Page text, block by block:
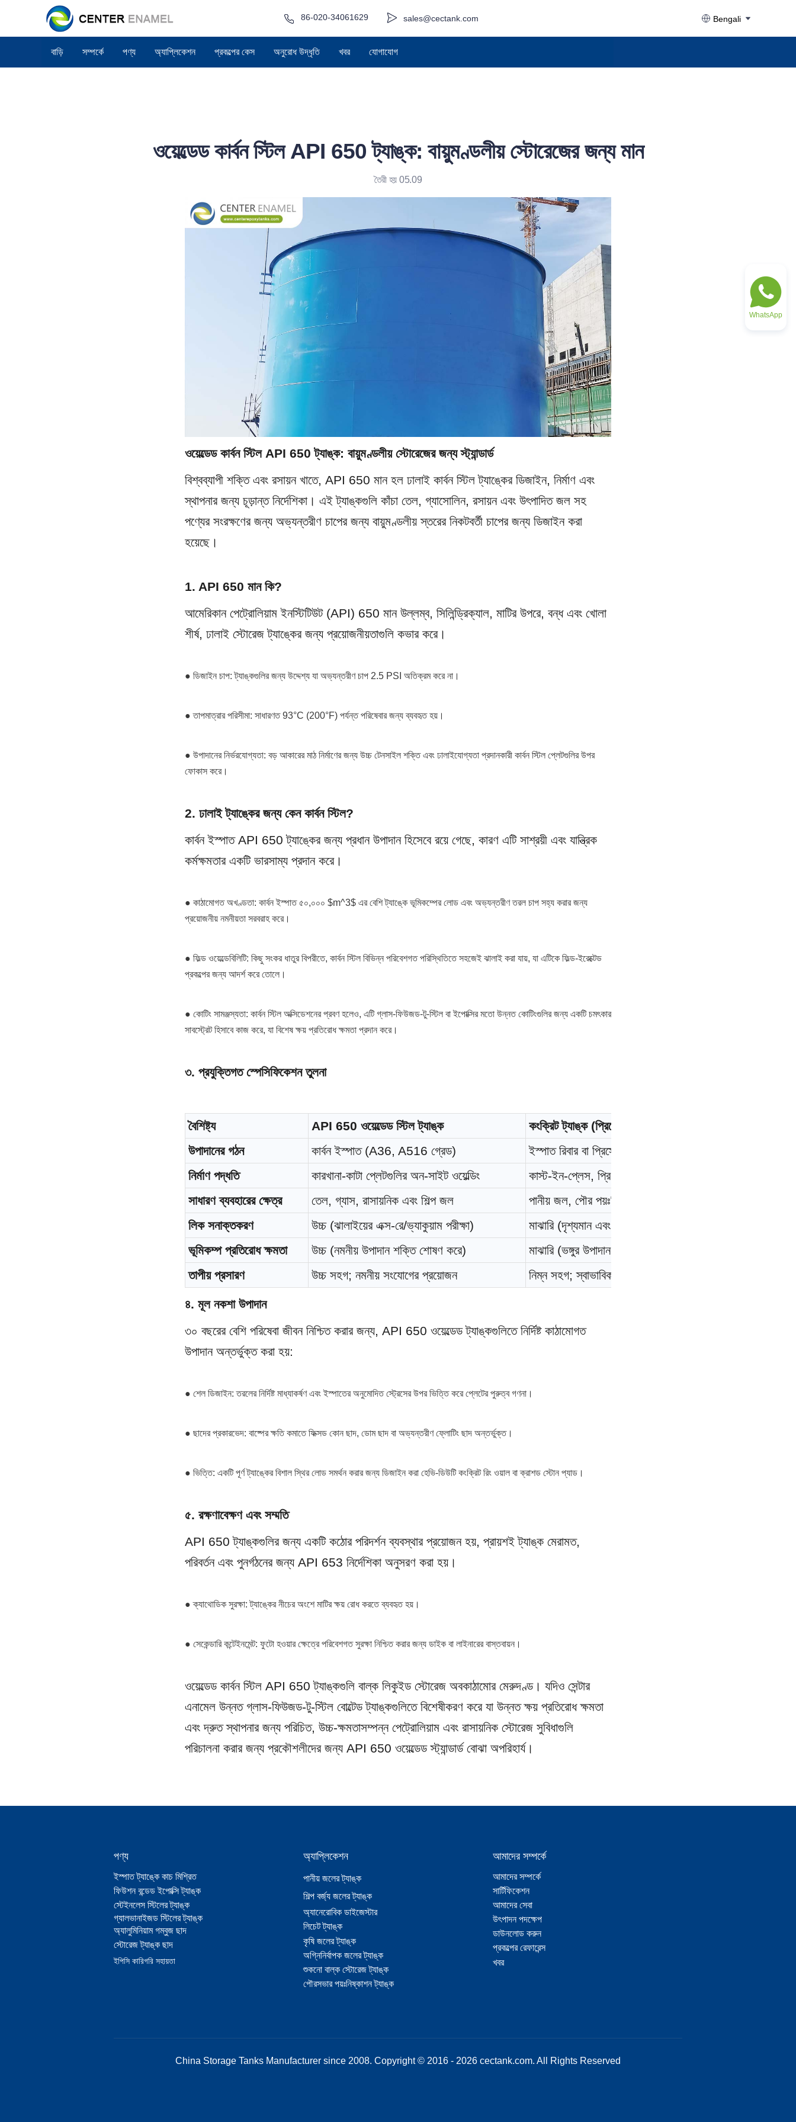
sales@cectank.com
86-020-34061629 Bengali
বাড়ি সম্পর্কে পণ্য অ্যাপ্লিকেশন প্রকল্পের কেস অনুরোধ উদ্ধৃতি খবর যোগাযোগ
ওয়েল্ডেড কার্বন স্টিল API 650 ট্যাঙ্ক: বায়ুমণ্ডলীয় স্টোরেজের জন্য মান
তৈরী হয় 05.09
ওয়েল্ডেড কার্বন স্টিল API 650 ট্যাঙ্ক: বায়ুমণ্ডলীয় স্টোরেজের জন্য স্ট্যান্ডার্ড
বিশ্বব্যাপী শক্তি এবং রসায়ন খাতে, API 650 মান হল ঢালাই কার্বন স্টিল ট্যাঙ্কের ডিজাইন, নির্মাণ এবং
স্থাপনার জন্য চূড়ান্ত নির্দেশিকা। এই ট্যাঙ্কগুলি কাঁচা তেল, গ্যাসোলিন, রসায়ন এবং উৎপাদিত জল সহ
পণ্যের সংরক্ষণের জন্য অভ্যন্তরীণ চাপের জন্য বায়ুমণ্ডলীয় স্তরের নিকটবর্তী চাপের জন্য ডিজাইন করা
হয়েছে।
1. API 650 মান কি?
আমেরিকান পেট্রোলিয়াম ইনস্টিটিউট (API) 650 মান উল্লম্ব, সিলিন্ড্রিক্যাল, মাটির উপরে, বন্ধ এবং খোলা
শীর্ষ, ঢালাই স্টোরেজ ট্যাঙ্কের জন্য প্রয়োজনীয়তাগুলি কভার করে।
● ডিজাইন চাপ: ট্যাঙ্কগুলির জন্য উদ্দেশ্য যা অভ্যন্তরীণ চাপ 2.5 PSI অতিক্রম করে না।
● তাপমাত্রার পরিসীমা: সাধারণত 93°C (200°F) পর্যন্ত পরিষেবার জন্য ব্যবহৃত হয়।
● উপাদানের নির্ভরযোগ্যতা: বড় আকারের মাঠ নির্মাণের জন্য উচ্চ টেনসাইল শক্তি এবং ঢালাইযোগ্যতা প্রদানকারী কার্বন স্টিল প্লেটগুলির উপর
ফোকাস করে।
2. ঢালাই ট্যাঙ্কের জন্য কেন কার্বন স্টিল?
কার্বন ইস্পাত API 650 ট্যাঙ্কের জন্য প্রধান উপাদান হিসেবে রয়ে গেছে, কারণ এটি সাশ্রয়ী এবং যান্ত্রিক
কর্মক্ষমতার একটি ভারসাম্য প্রদান করে।
● কাঠামোগত অখণ্ডতা: কার্বন ইস্পাত ৫০,০০০ $m^3$ এর বেশি ট্যাঙ্কে ভূমিকম্পের লোড এবং অভ্যন্তরীণ তরল চাপ সহ্য করার জন্য
প্রয়োজনীয় নমনীয়তা সরবরাহ করে।
● ফিল্ড ওয়েল্ডেবিলিটি: কিছু সংকর ধাতুর বিপরীতে, কার্বন স্টিল বিভিন্ন পরিবেশগত পরিস্থিতিতে সহজেই ঝালাই করা যায়, যা এটিকে ফিল্ড-ইরেক্টেড
প্রকল্পের জন্য আদর্শ করে তোলে।
● কোটিং সামঞ্জস্যতা: কার্বন স্টিল অক্সিডেশনের প্রবণ হলেও, এটি গ্লাস-ফিউজড-টু-স্টিল বা ইপোক্সির মতো উন্নত কোটিংগুলির জন্য একটি চমৎকার
সাবস্ট্রেট হিসাবে কাজ করে, যা বিশেষ ক্ষয় প্রতিরোধ ক্ষমতা প্রদান করে।
৩. প্রযুক্তিগত স্পেসিফিকেশন তুলনা
বৈশিষ্ট্য API 650 ওয়েল্ডেড স্টিল ট্যাঙ্ক
কংক্রিট ট্যাঙ্ক (প্রিস্ট্রেসড/রিইনফোর্সড)
উপাদানের গঠন
কার্বন ইস্পাত (A36, A516 গ্রেড)
ইস্পাত রিবার বা প্রিস্ট্রেসিং তার সহ কংক্রিট
নির্মাণ পদ্ধতি
কারখানা-কাটা প্লেটগুলির অন-সাইট ওয়েল্ডিং
কাস্ট-ইন-প্লেস, প্রি-কাস্ট বা শটক্রিট অ্যাপ্লিকেশন
সাধারণ ব্যবহারের ক্ষেত্র
তেল, গ্যাস, রাসায়নিক এবং শিল্প জল
পানীয় জল, পৌর পয়ঃনিষ্কাশন এবং লবণাক্ততা দূরীকরণ
লিক সনাক্তকরণ
উচ্চ (ঝালাইয়ের এক্স-রে/ভ্যাকুয়াম পরীক্ষা)
মাঝারি (দৃশ্যমান এবং হাইড্রোস্ট্যাটিক পরীক্ষা)
ভূমিকম্প প্রতিরোধ ক্ষমতা
উচ্চ (নমনীয় উপাদান শক্তি শোষণ করে)
মাঝারি (ভঙ্গুর উপাদান; বিশেষ নকশার প্রয়োজন)
তাপীয় প্রসারণ
উচ্চ সহগ; নমনীয় সংযোগের প্রয়োজন নিম্ন সহগ; স্বাভাবিকভাবে অন্তরক
৪. মূল নকশা উপাদান
৩০ বছরের বেশি পরিষেবা জীবন নিশ্চিত করার জন্য, API 650 ওয়েল্ডেড ট্যাঙ্কগুলিতে নির্দিষ্ট কাঠামোগত
উপাদান অন্তর্ভুক্ত করা হয়:
● শেল ডিজাইন: তরলের নির্দিষ্ট মাধ্যাকর্ষণ এবং ইস্পাতের অনুমোদিত স্ট্রেসের উপর ভিত্তি করে প্লেটের পুরুত্ব গণনা।
● ছাদের প্রকারভেদ: বাষ্পের ক্ষতি কমাতে ফিক্সড কোন ছাদ, ডোম ছাদ বা অভ্যন্তরীণ ফ্লোটিং ছাদ অন্তর্ভুক্ত।
● ভিত্তি: একটি পূর্ণ ট্যাঙ্কের বিশাল স্থির লোড সমর্থন করার জন্য ডিজাইন করা হেভি-ডিউটি কংক্রিট রিং ওয়াল বা ক্রাশড স্টোন প্যাড।
৫. রক্ষণাবেক্ষণ এবং সম্মতি
API 650 ট্যাঙ্কগুলির জন্য একটি কঠোর পরিদর্শন ব্যবস্থার প্রয়োজন হয়, প্রায়শই ট্যাঙ্ক মেরামত,
পরিবর্তন এবং পুনর্গঠনের জন্য API 653 নির্দেশিকা অনুসরণ করা হয়।
● ক্যাথোডিক সুরক্ষা: ট্যাঙ্কের নীচের অংশে মাটির ক্ষয় রোধ করতে ব্যবহৃত হয়।
● সেকেন্ডারি কন্টেইনমেন্ট: ফুটো হওয়ার ক্ষেত্রে পরিবেশগত সুরক্ষা নিশ্চিত করার জন্য ডাইক বা লাইনারের বাস্তবায়ন।
ওয়েল্ডেড কার্বন স্টিল API 650 ট্যাঙ্কগুলি বাল্ক লিকুইড স্টোরেজ অবকাঠামোর মেরুদণ্ড। যদিও সেন্টার
এনামেল উন্নত গ্লাস-ফিউজড-টু-স্টিল বোল্টেড ট্যাঙ্কগুলিতে বিশেষীকরণ করে যা উন্নত ক্ষয় প্রতিরোধ ক্ষমতা
এবং দ্রুত স্থাপনার জন্য পরিচিত, উচ্চ-ক্ষমতাসম্পন্ন পেট্রোলিয়াম এবং রাসায়নিক স্টোরেজ সুবিধাগুলি
পরিচালনা করার জন্য প্রকৌশলীদের জন্য API 650 ওয়েল্ডেড স্ট্যান্ডার্ড বোঝা অপরিহার্য।
পণ্য
ইস্পাত ট্যাঙ্কে কাচ মিশ্রিত
ফিউশন বন্ডেড ইপোক্সি ট্যাঙ্ক
স্টেইনলেস স্টিলের ট্যাঙ্ক
গ্যালভানাইজড স্টিলের ট্যাঙ্ক
অ্যালুমিনিয়াম গম্বুজ ছাদ
স্টোরেজ ট্যাঙ্ক ছাদ
ইপিসি কারিগরি সহায়তা
অ্যাপ্লিকেশন
পানীয় জলের ট্যাঙ্ক
শিল্প বর্জ্য জলের ট্যাঙ্ক
অ্যানেরোবিক ডাইজেস্টার
লিচেট ট্যাঙ্ক
কৃষি জলের ট্যাঙ্ক
অগ্নিনির্বাপক জলের ট্যাঙ্ক
শুকনো বাল্ক স্টোরেজ ট্যাঙ্ক
পৌরসভার পয়ঃনিষ্কাশন ট্যাঙ্ক
আমাদের সম্পর্কে
আমাদের সম্পর্কে
সার্টিফিকেশন
আমাদের সেবা
উৎপাদন পদক্ষেপ
ডাউনলোড করুন
প্রকল্পের রেফারেন্স
খবর
China Storage Tanks Manufacturer since 2008. Copyright © 2016 - 2026 cectank.com. All Rights Reserved
WhatsApp